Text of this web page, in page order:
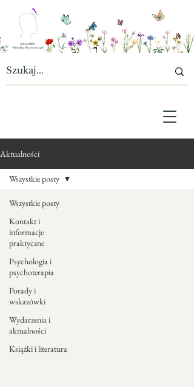
Aktualności
Wszystkie posty
Kontakt i
informacje
praktyczne
Psychologia i
psychoterapia
Porady i
wskazówki
Wydarzenia i
aktualności
Książki i literatura
Wszystkie posty